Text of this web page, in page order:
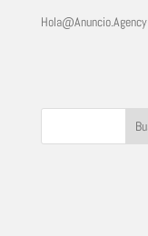
Hola@Anuncio.Agency